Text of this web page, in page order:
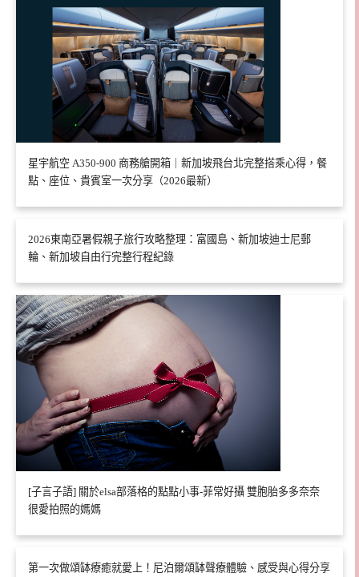
星宇航空 A350-900 商務艙開箱｜新加坡飛台北完整搭乘心得，餐
點、座位、貴賓室一次分享（2026最新）
2026東南亞暑假親子旅行攻略整理：富國島、新加坡迪士尼郵
輪、新加坡自由行完整行程紀錄
[子言子語] 關於elsa部落格的點點小事-菲常好攝 雙胞胎多多奈奈
很愛拍照的媽媽
第一次做頌缽療癒就愛上！尼泊爾頌缽聲療體驗、感受與心得分享